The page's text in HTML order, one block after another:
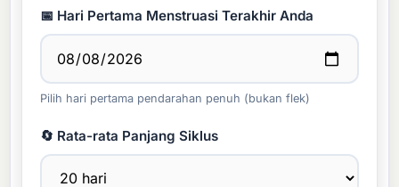
📅 Hari Pertama Menstruasi Terakhir Anda
Pilih hari pertama pendarahan penuh (bukan flek)
🔄 Rata-rata Panjang Siklus